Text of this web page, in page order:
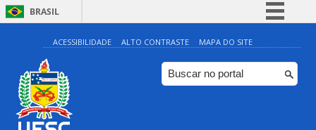
BRASIL
Simplifique!
Comunica BR
Participe
ACESSIBILIDADE ALTO CONTRASTE MAPA DO SITE